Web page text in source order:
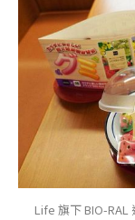
Life 旗下 BIO-RAL